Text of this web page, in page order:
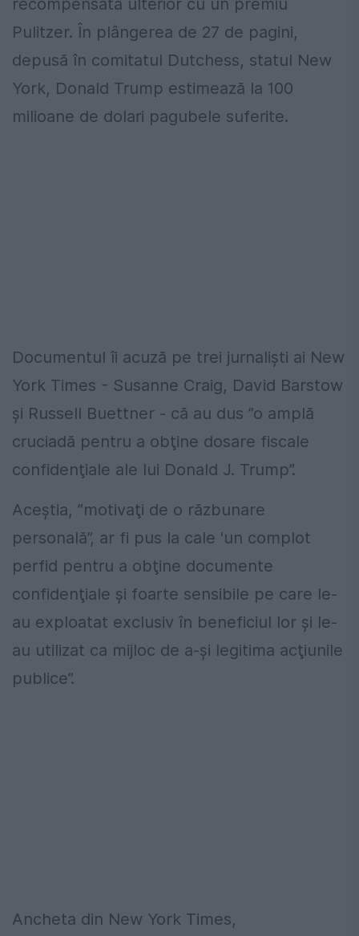
Pulitzer. În plângerea de 27 de pagini,
depusă în comitatul Dutchess, statul New
York, Donald Trump estimează la 100
milioane de dolari pagubele suferite.
Documentul îi acuză pe trei jurnalişti ai New
York Times - Susanne Craig, David Barstow
şi Russell Buettner - că au dus ”o amplă
cruciadă pentru a obţine dosare fiscale
confidenţiale ale lui Donald J. Trump”.
Aceştia, ”motivaţi de o răzbunare
personală”, ar fi pus la cale 'un complot
perfid pentru a obţine documente
confidenţiale şi foarte sensibile pe care le-
au exploatat exclusiv în beneficiul lor şi le-
au utilizat ca mijloc de a-şi legitima acţiunile
publice”.
Ancheta din New York Times,